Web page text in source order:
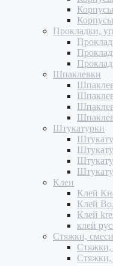
Прокладки,
Шпаклевки
Штукатурки
Клеи
Клей
Клей
Клей
клей
Стяжки, смеси
Стяжки,
Стяжки,